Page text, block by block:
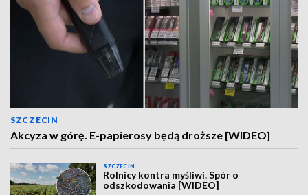
SZCZECIN
Akcyza w górę. E-papierosy będą droższe [WIDEO]
SZCZECIN
Rolnicy kontra myśliwi. Spór o
odszkodowania [WIDEO]